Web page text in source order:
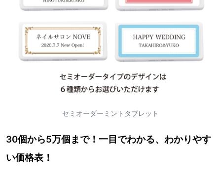
セミオーダーミントタブレット
30個から5万個まで！一目でわかる、わかりやす
い価格表！